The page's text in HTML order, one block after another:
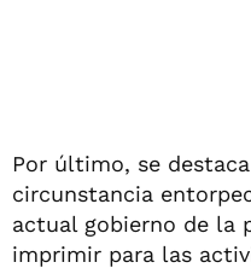
Por último, se
circunstancia
actual gobierno de la
imprimir para las